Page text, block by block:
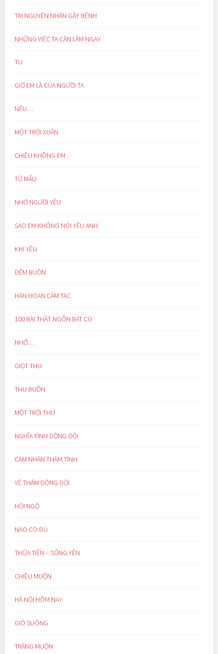
TRỊ NGUYÊN NHÂN GÂY BỆNH
NHỮNG VIỆC TA CẦN LÀM NGAY
TU
GIỜ EM LÀ CỦA NGƯỜI TA
NẾU…
MỘT TRỜI XUÂN
CHIỀU KHÔNG EM
TỪ MẪU
NHỚ NGƯỜI YÊU
SAO EM KHÔNG NÓI YÊU ANH
KHI YÊU
ĐÊM BUỒN
HÂN HOAN CẢM TÁC
100 BÀI THẤT NGÔN BÁT CÚ
NHỚ…
GIỌT THU
THU BUỒN
MỘT TRỜI THU
NGHĨA TÌNH ĐỒNG ĐỘI
CẢM NHẬN THÂM TÌNH
VỀ THĂM ĐỒNG ĐỘI
HỘI NGỘ
NÀO CÓ ĐỦ
THỪA TIỀN – SỐNG YÊN
CHIỀU MUỘN
HÀ NỘI HÔM NAY
GIÓ SUÔNG
TRĂNG MUỘN